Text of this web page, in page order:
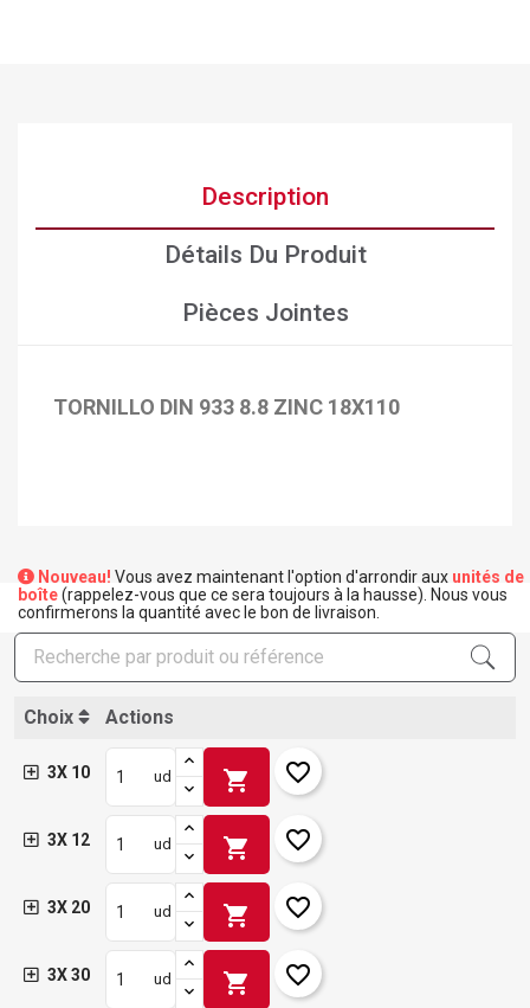
Description
Détails Du Produit
Pièces Jointes
TORNILLO DIN 933 8.8 ZINC 18X110
Nouveau! Vous avez maintenant l'option d'arrondir aux unités de
boîte(rappelez-vous que ce sera toujours à la hausse). Nous vous
confirmerons la quantité avec le bon de livraison.
Choix Actions
3X 10 ud shopping_cart favorite_border
3X 12 ud shopping_cart favorite_border
3X 20 ud shopping_cart favorite_border
3X 30 ud shopping_cart favorite_border